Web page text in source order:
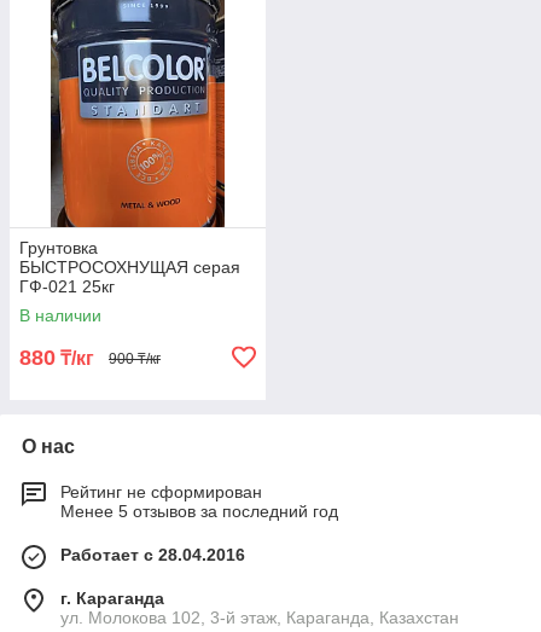
Грунтовка
БЫСТРОСОХНУЩАЯ серая
ГФ-021 25кг
В наличии
880 ₸/кг 900 ₸/кг
О нас
Рейтинг не сформирован
Менее 5 отзывов за последний год
Работает с 28.04.2016
г. Караганда
ул. Молокова 102, 3-й этаж, Караганда, Казахстан